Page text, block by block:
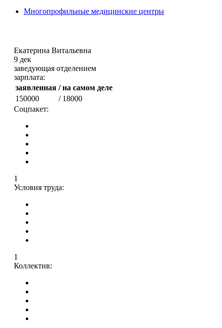
Многопрофильные медицинские центры
Екатерина Витальевна
9 дек
заведующая отделением
зарплата:
заявленная / на самом деле
150000
/ 18000
Соцпакет:
1
Условия труда:
1
Коллектив: